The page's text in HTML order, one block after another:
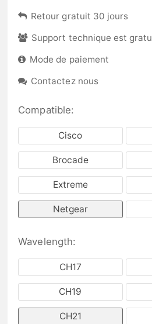
Retour gratuit 30 jours
Support technique est
Mode de paiement
Contactez nous
Compatible:
Cisco
Brocade
Extreme
Netgear
Wavelength:
CH17
CH19
CH21